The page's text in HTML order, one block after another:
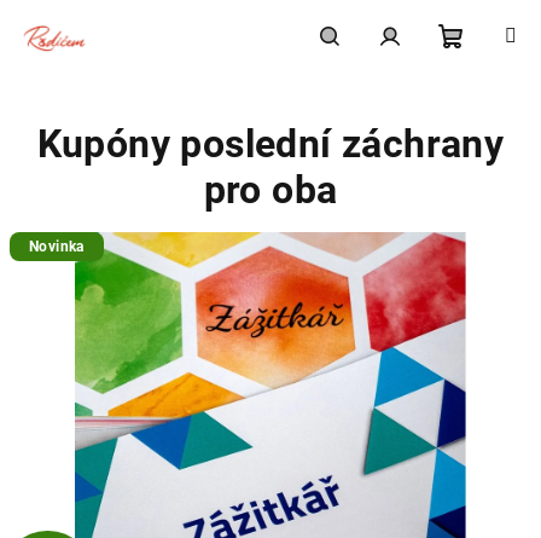
košík
Kupóny poslední záchrany
pro oba
Novinka